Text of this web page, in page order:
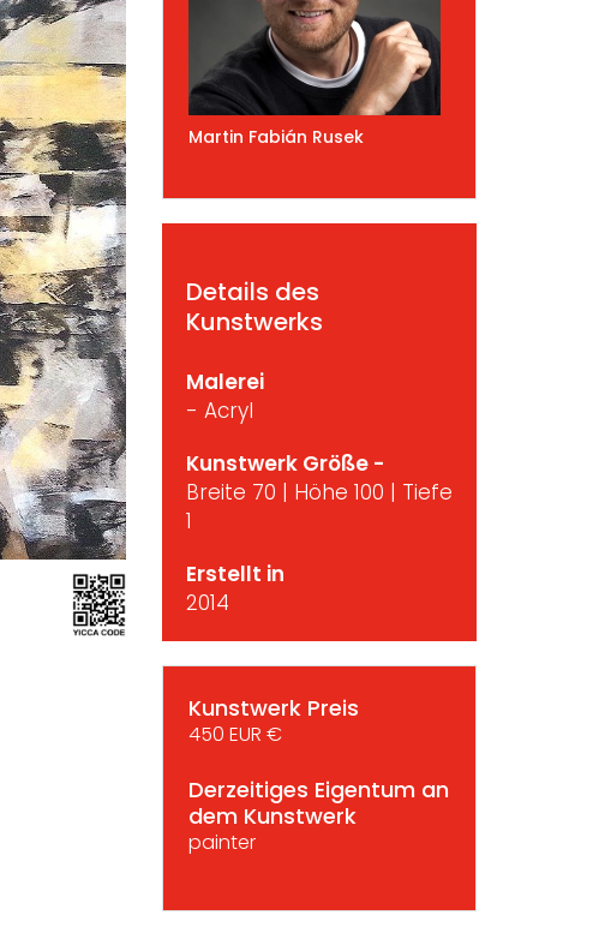
Martin Fabián Rusek
Details des
Kunstwerks
Malerei
- Acryl
Kunstwerk Größe -
Breite 70 | Höhe 100 | Tiefe
1
Erstellt in
2014
Kunstwerk Preis
450 EUR €
Derzeitiges Eigentum an
dem Kunstwerk
painter